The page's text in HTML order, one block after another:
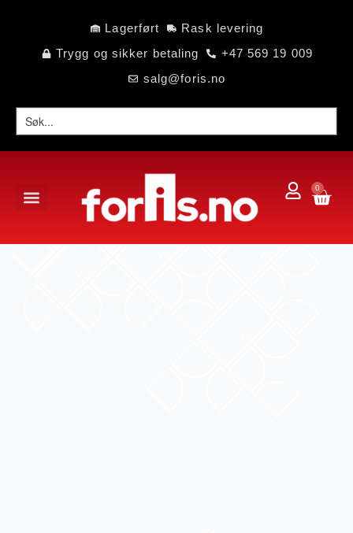
Lagerført
Rask levering
Trygg og sikker betaling
+47 569 19 009
salg@foris.no
0